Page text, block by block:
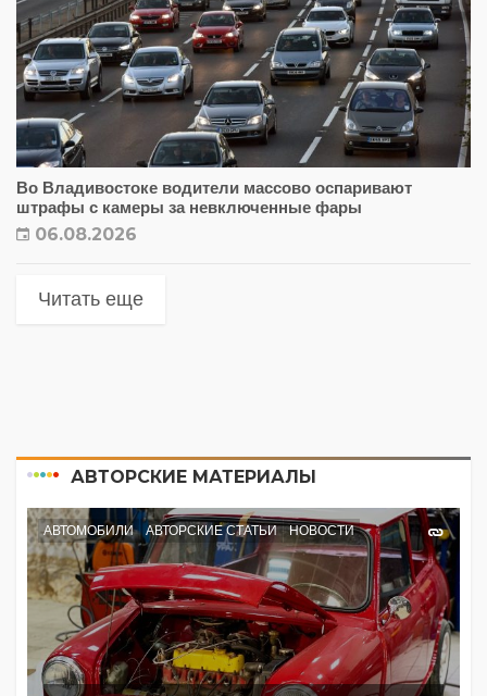
Во Владивостоке водители массово оспаривают
штрафы с камеры за невключенные фары
06.08.2026
Читать еще
АВТОРСКИЕ МАТЕРИАЛЫ
АВТОМОБИЛИ АВТОРСКИЕ СТАТЬИ НОВОСТИ